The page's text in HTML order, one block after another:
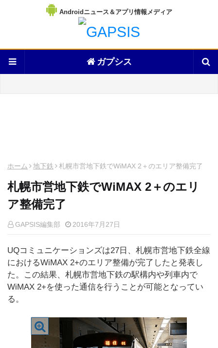
Androidニュース＆アプリ情報メディア
ガプシス
ホーム 地下鉄 札幌市営地下鉄でWiMAX 2＋のエリア整備完了
札幌市営地下鉄でWiMAX 2＋のエリ
ア整備完了
GAPSIS編集部 2016年7月27日
UQコミュニケーションズは27日、札幌市営地下鉄全線
におけるWiMAX 2+のエリア整備が完了したと発表し
た。この結果、札幌市営地下鉄の駅構内や列車内で
WiMAX 2+を使った通信を行うことが可能となってい
る。